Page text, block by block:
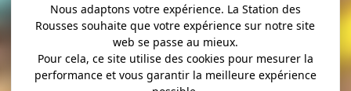
Nous adaptons votre expérience. La Station des
Rousses souhaite que votre expérience sur notre site
web se passe au mieux.
Pour cela, ce site utilise des cookies pour mesurer la
performance et vous garantir la meilleure expérience